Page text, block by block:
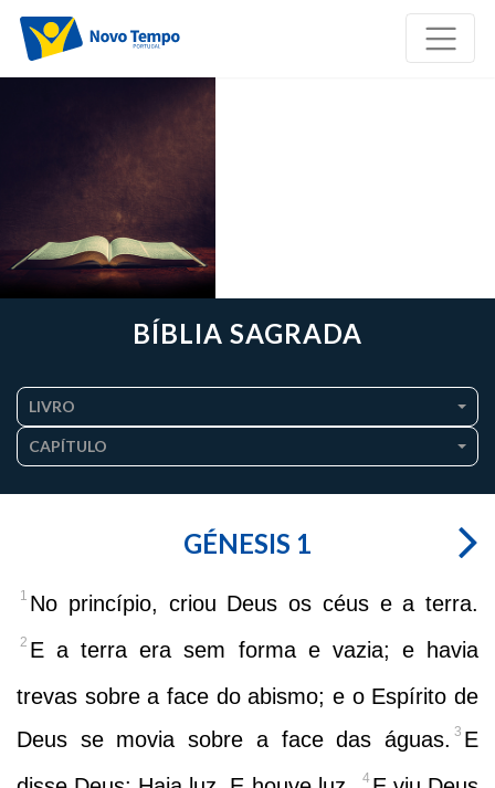
BÍBLIA SAGRADA
LIVRO
CAPÍTULO
GÉNESIS 1
1 No princípio, criou Deus os céus e a terra.
2 E a terra era sem forma e vazia; e havia
trevas sobre a face do abismo; e o Espírito de
Deus se movia sobre a face das águas. 3 E
4